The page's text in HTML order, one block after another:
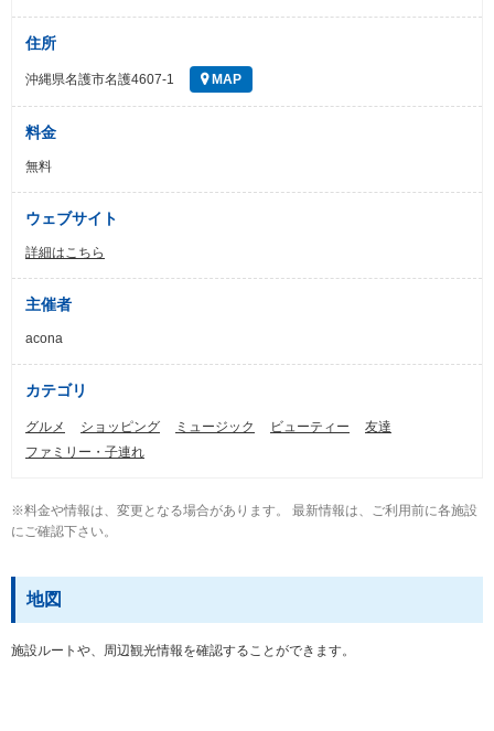
住所
沖縄県名護市名護4607-1 MAP
料金
無料
ウェブサイト
詳細はこちら
主催者
acona
カテゴリ
グルメ ショッピング ミュージック ビューティー
友達
ファミリー・子連れ
※料金や情報は、変更となる場合があります。 最新情報は、ご利用前に各施設
にご確認下さい。
地図
施設ルートや、周辺観光情報を確認することができます。